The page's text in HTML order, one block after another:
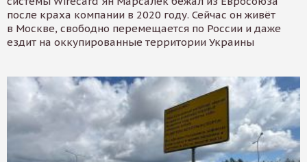
после краха компании в 2020 году. Сейчас он живёт
в Москве, свободно перемещается по России и даже
ездит на оккупированные территории Украины